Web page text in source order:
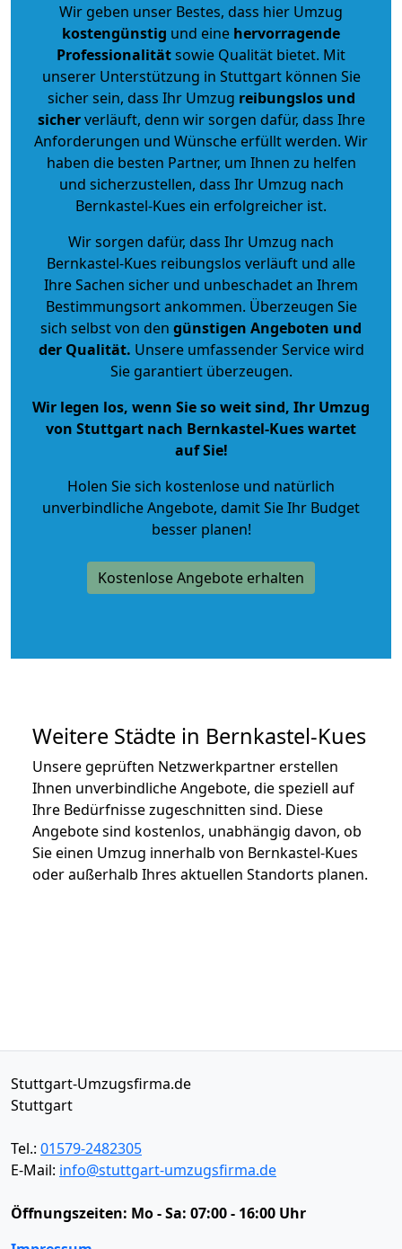
Wir geben unser Bestes, dass hier Umzug
kostengünstig und eine hervorragende
Professionalitätsowie Qualität bietet. Mit
unserer Unterstützung in Stuttgart können Sie
sicher sein, dass Ihr Umzug reibungslos und
sicherverläuft, denn wir sorgen dafür, dass Ihre
Anforderungen und Wünsche erfüllt werden. Wir
haben die besten Partner, um Ihnen zu helfen
und sicherzustellen, dass Ihr Umzug nach
Bernkastel-Kues ein erfolgreicher ist.
Wir sorgen dafür, dass Ihr Umzug nach
Bernkastel-Kues reibungslos verläuft und alle
Ihre Sachen sicher und unbeschadet an Ihrem
Bestimmungsort ankommen. Überzeugen Sie
sich selbst von den günstigen Angeboten und
der Qualität. Unsere umfassender Service wird
Sie garantiert überzeugen.
Wir legen los, wenn Sie so weit sind, Ihr Umzug
von Stuttgart nach Bernkastel-Kues wartet
auf Sie!
Holen Sie sich kostenlose und natürlich
unverbindliche Angebote, damit Sie Ihr Budget
besser planen!
Kostenlose Angebote erhalten
Weitere Städte in Bernkastel-Kues
Unsere geprüften Netzwerkpartner erstellen
Ihnen unverbindliche Angebote, die speziell auf
Ihre Bedürfnisse zugeschnitten sind. Diese
Angebote sind kostenlos, unabhängig davon, ob
Sie einen Umzug innerhalb von Bernkastel-Kues
oder außerhalb Ihres aktuellen Standorts planen.
Stuttgart-Umzugsfirma.de
Stuttgart
Tel.: 01579-2482305
E-Mail: info@stuttgart-umzugsfirma.de
Öffnungszeiten: Mo - Sa: 07:00 - 16:00 Uhr